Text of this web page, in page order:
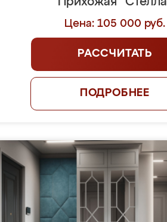
Цена: 105 000 руб.
РАССЧИТАТЬ
ПОДРОБНЕЕ